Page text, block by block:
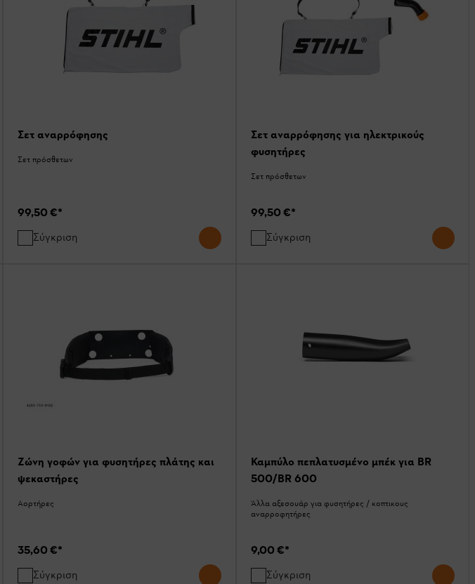
Σετ αναρρόφησης
Σετ πρόσθετων
99,50 €*
Σύγκριση
Σετ αναρρόφησης για ηλεκτρικούς
φυσητήρες
Σετ πρόσθετων
99,50 €*
Σύγκριση
Ζώνη γοφών για φυσητήρες πλάτης και
ψεκαστήρες
Αορτήρες
35,60 €*
Σύγκριση
Καμπύλο πεπλατυσμένο μπέκ για BR
500/BR 600
Άλλα αξεσουάρ για φυσητήρες / κοπτικους
αναρροφητήρες
9,00 €*
Σύγκριση